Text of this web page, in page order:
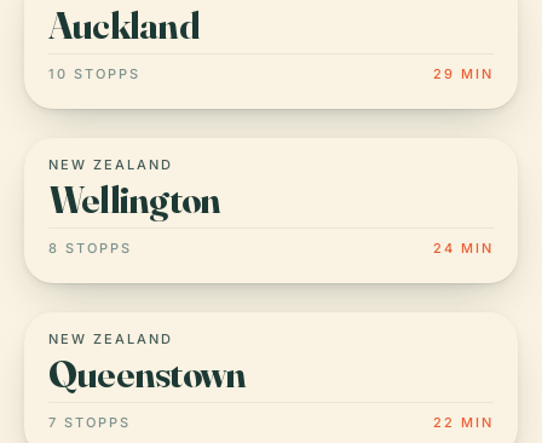
Auckland
10 STOPPS 29 MIN
NEW ZEALAND
Wellington
8 STOPPS 24 MIN
NEW ZEALAND
Queenstown
7 STOPPS 22 MIN